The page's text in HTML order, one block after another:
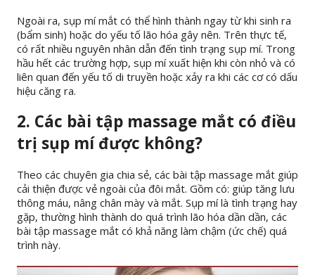
Ngoài ra, sụp mí mắt có thể hình thành ngay từ khi sinh ra
(bẩm sinh) hoặc do yếu tố lão hóa gây nên. Trên thực tế,
có rất nhiều nguyên nhân dẫn đến tình trạng sụp mí. Trong
hầu hết các trường hợp, sụp mí xuất hiện khi còn nhỏ và có
liên quan đến yếu tố di truyền hoặc xảy ra khi các cơ có dấu
hiệu căng ra.
2. Các bài tập massage mắt có điều
trị sụp mí được không?
Theo các chuyên gia chia sẻ, các bài tập massage mắt giúp
cải thiện được vẻ ngoài của đôi mắt. Gồm có: giúp tăng lưu
thông máu, nâng chân mày và mắt. Sụp mí là tình trạng hay
gặp, thường hình thành do quá trình lão hóa dần dần, các
bài tập massage mắt có khả năng làm chậm (ức chế) quá
trình này.